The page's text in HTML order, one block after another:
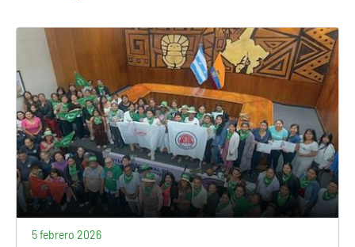
5 febrero 2026